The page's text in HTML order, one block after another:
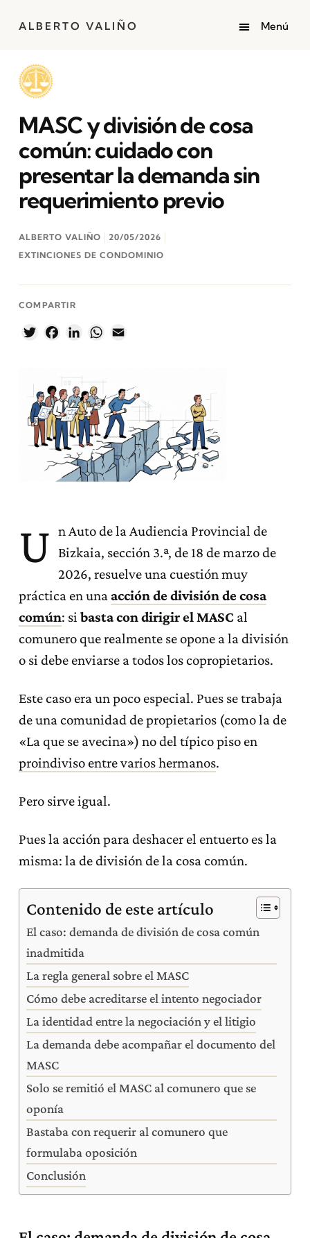
ALBERTO VALIÑO
MASC y división de cosa
común: cuidado con
presentar la demanda sin
requerimiento previo
ALBERTO VALIÑO
20/05/2026
EXTINCIONES DE CONDOMINIO
COMPARTIR
TwitterFacebookLinkedInWhatsApp
U n Auto de la Audiencia Provincial de
Bizkaia, sección 3.ª, de 18 de marzo de
2026, resuelve una cuestión muy
práctica en unaacción de división de cosa
común: si basta condirigir el MASC al
comunero que realmente se opone a la división
o si debe enviarse a todos los copropietarios.
Este caso era un poco especial. Pues se trabaja
de una comunidad de propietarios (como la de
«La que se avecina») no del típico piso en
proindiviso entre varios hermanos.
Pero sirve igual.
Pues la acción para deshacer el entuerto es la
misma: la de división de la cosa común.
Contenido de este artículo
El caso: demanda de división de cosa común
inadmitida
La regla general sobre el MASC
Cómo debe acreditarse el intento negociador
La identidad entre la negociación y el litigio
La demanda debe acompañar el documento del
MASC
Solo se remitió el MASC al comunero que se
oponía
Bastaba con requerir al comunero que
formulaba oposición
Conclusión